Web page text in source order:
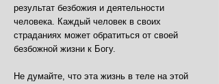
результат безбожия и деятельности
человека. Каждый человек в своих
страданиях может обратиться от своей
безбожной жизни к Богу.
Не думайте, что эта жизнь в теле на этой